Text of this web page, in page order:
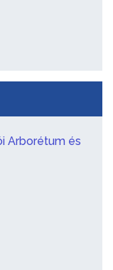
Arborétum és